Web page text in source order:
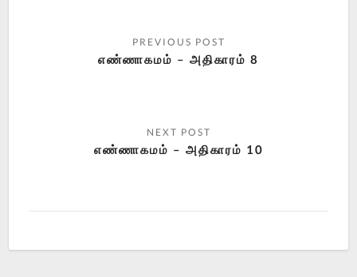
எண்ணாகமம் – அதிகாரம் 8
எண்ணாகமம் – அதிகாரம் 10